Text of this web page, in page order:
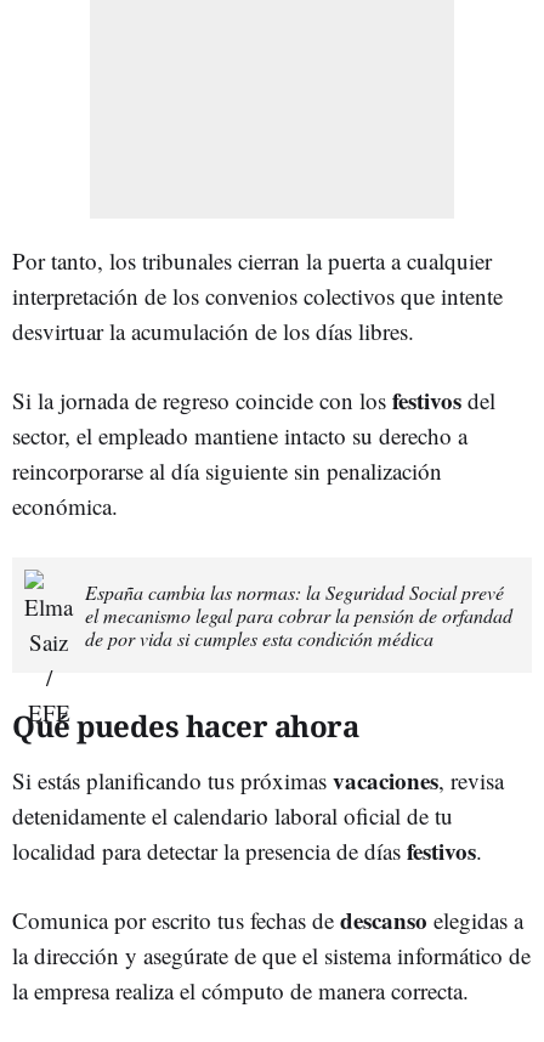
Por tanto, los tribunales cierran la puerta a cualquier
interpretación de los convenios colectivos que intente
desvirtuar la acumulación de los días libres.
Si la jornada de regreso coincide con los festivos del
sector, el empleado mantiene intacto su derecho a
reincorporarse al día siguiente sin penalización
económica.
España cambia las normas: la Seguridad Social prevé
el mecanismo legal para cobrar la pensión de orfandad
de por vida si cumples esta condición médica
Qué puedes hacer ahora
Si estás planificando tus próximas vacaciones, revisa
detenidamente el calendario laboral oficial de tu
localidad para detectar la presencia de días festivos.
Comunica por escrito tus fechas de descanso elegidas a
la dirección y asegúrate de que el sistema informático de
la empresa realiza el cómputo de manera correcta.